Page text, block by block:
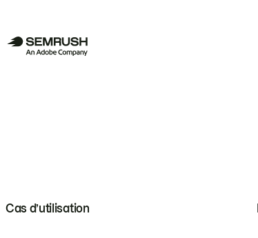
Cas d’utilisation